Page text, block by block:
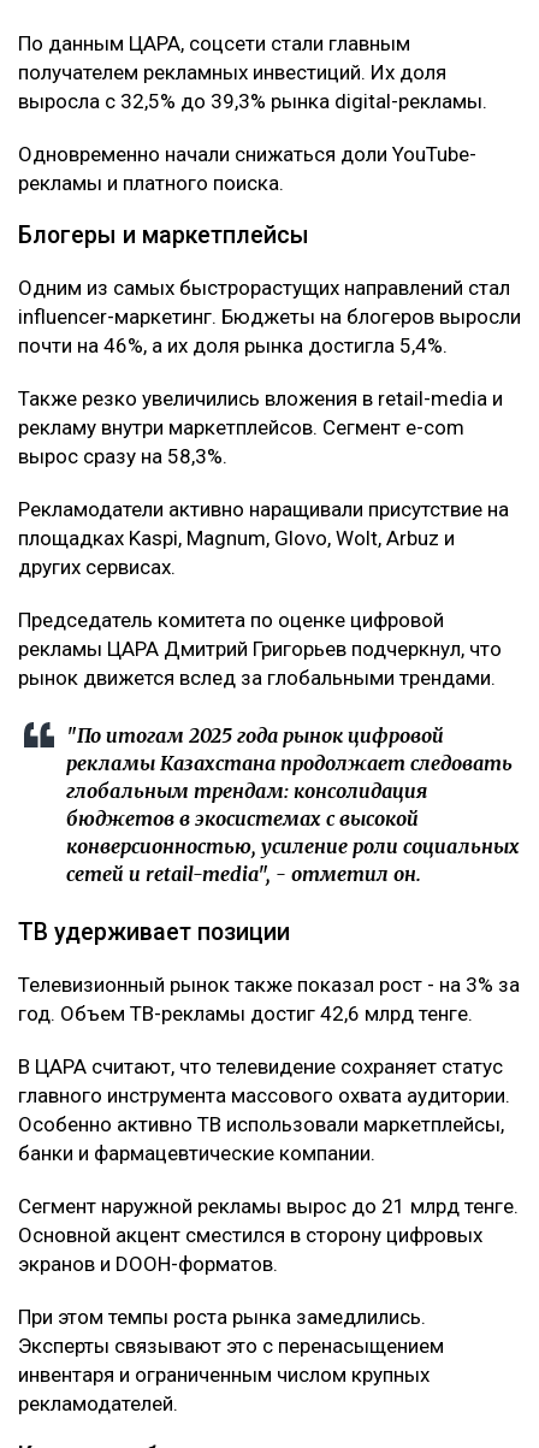
По данным ЦАРА, соцсети стали главным
получателем рекламных инвестиций. Их доля
выросла с 32,5% до 39,3% рынка digital-рекламы.
Одновременно начали снижаться доли YouTube-
рекламы и платного поиска.
Блогеры и маркетплейсы
Одним из самых быстрорастущих направлений стал
influencer-маркетинг. Бюджеты на блогеров выросли
почти на 46%, а их доля рынка достигла 5,4%.
Также резко увеличились вложения в retail-media и
рекламу внутри маркетплейсов. Сегмент e-com
вырос сразу на 58,3%.
Рекламодатели активно наращивали присутствие на
площадках Kaspi, Magnum, Glovo, Wolt, Arbuz и
других сервисах.
Председатель комитета по оценке цифровой
рекламы ЦАРА Дмитрий Григорьев подчеркнул, что
рынок движется вслед за глобальными трендами.
"По итогам 2025 года рынок цифровой
рекламы Казахстана продолжает следовать
глобальным трендам: консолидация
бюджетов в экосистемах с высокой
конверсионностью, усиление роли социальных
сетей и retail-media", - отметил он.
ТВ удерживает позиции
Телевизионный рынок также показал рост - на 3% за
год. Объем ТВ-рекламы достиг 42,6 млрд тенге.
В ЦАРА считают, что телевидение сохраняет статус
главного инструмента массового охвата аудитории.
Особенно активно ТВ использовали маркетплейсы,
банки и фармацевтические компании.
Сегмент наружной рекламы вырос до 21 млрд тенге.
Основной акцент сместился в сторону цифровых
экранов и DOOH-форматов.
При этом темпы роста рынка замедлились.
Эксперты связывают это с перенасыщением
инвентаря и ограниченным числом крупных
рекламодателей.